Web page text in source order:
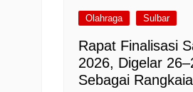
Olahraga Sulbar
Rapat Finalisasi
2026, Digelar
Sebagai